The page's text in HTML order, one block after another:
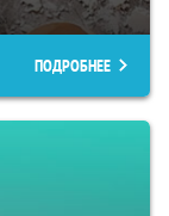
ПОДРОБНЕЕ